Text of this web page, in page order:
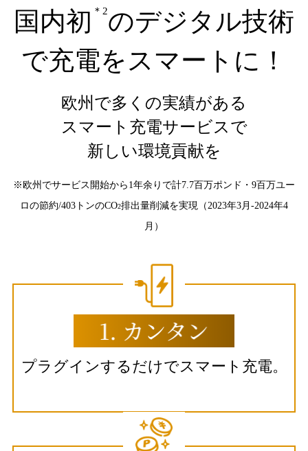
国内初 ＊2のデジタル技術
で充電をスマートに！
欧州で多くの実績がある
スマート充電サービスで
新しい環境貢献を
※欧州でサービス開始から1年余りで計7.7百万ポンド・9百万ユー
ロの節約/403トンのCO2排出量削減を実現（2023年3月-2024年4
月）
プラグインするだけでスマート充電。